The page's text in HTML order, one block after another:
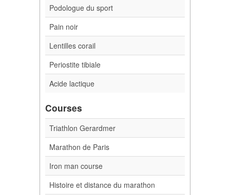
Podologue du sport
Pain noir
Lentilles corail
Periostite tibiale
Acide lactique
Courses
Triathlon Gerardmer
Marathon de Paris
Iron man course
Histoire et distance du marathon